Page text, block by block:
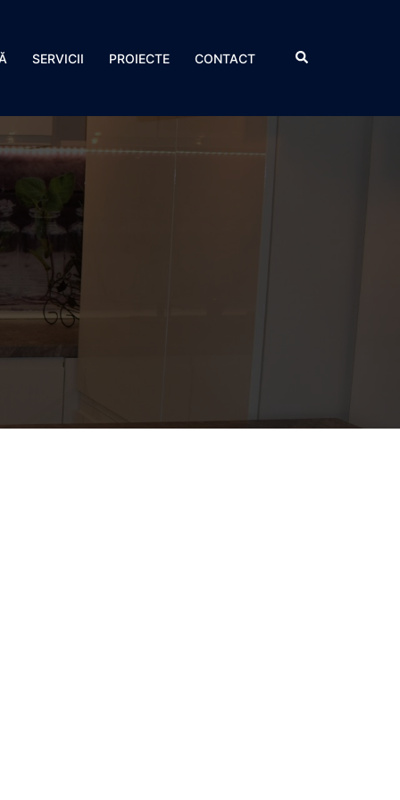
SERVICII PROIECTE CONTACT Search